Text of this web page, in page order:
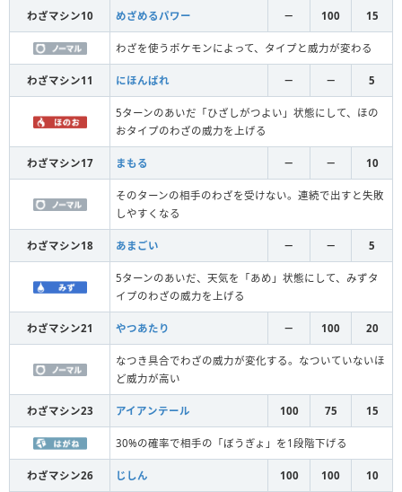
わざマシン10 めざめるパワー － 100 15
わざを使うポケモンによって、タイプと威力が変わる
わざマシン11 にほんばれ － － 5
5ターンのあいだ「ひざしがつよい」状態にして、ほの
おタイプのわざの威力を上げる
わざマシン17 まもる － － 10
そのターンの相手のわざを受けない。連続で出すと失敗
しやすくなる
わざマシン18 あまごい － － 5
5ターンのあいだ、天気を「あめ」状態にして、みずタ
イプのわざの威力を上げる
わざマシン21 やつあたり － 100 20
なつき具合でわざの威力が変化する。なついていないほ
ど威力が高い
わざマシン23 アイアンテール 100 75 15
30%の確率で相手の「ぼうぎょ」を1段階下げる
わざマシン26 じしん 100 100 10